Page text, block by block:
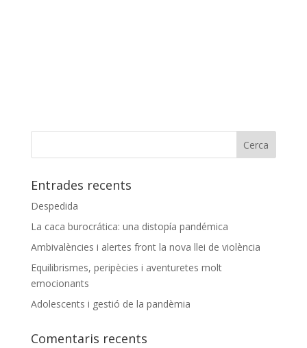
Entrades recents
Despedida
La caca burocrática: una distopía pandémica
Ambivalències i alertes front la nova llei de violència
Equilibrismes, peripècies i aventuretes molt
emocionants
Adolescents i gestió de la pandèmia
Comentaris recents